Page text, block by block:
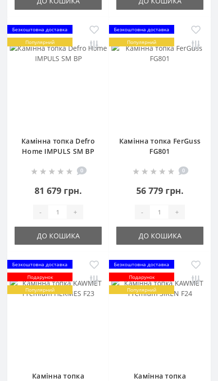
Безкоштовна доставка
Популярний
Камінна топка Defro
Home IMPULS SM BP
0
81 679 грн.
- +
ДО КОШИКА
Безкоштовна доставка
Популярний
Камінна топка FerGuss
FG801
0
56 779 грн.
- +
ДО КОШИКА
Безкоштовна доставка
Подарунок
Популярний
Камінна топка
Безкоштовна доставка
Подарунок
Популярний
Камінна топка